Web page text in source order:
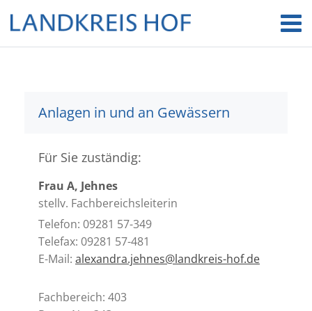
Anlagen in und an Gewässern
Für Sie zuständig:
Frau A, Jehnes
stellv. Fachbereichsleiterin
Telefon: 09281 57-349
Telefax: 09281 57-481
E-Mail: alexandra.jehnes@landkreis-hof.de
Fachbereich: 403